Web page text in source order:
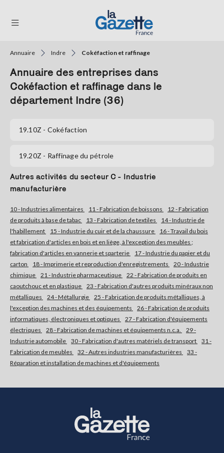
RÉGIONS
FORMATS
TENDANCES
LA
Se
connecter
S'abonner
Annuaire Indre Cokéfaction et raffinage
Annuaire des entreprises dans
Cokéfaction et raffinage dans le
département Indre (36)
19.10Z - Cokéfaction
19.20Z - Raffinage du pétrole
Autres activités du secteur C - Industrie
manufacturière
10 - Industries alimentaires 11 - Fabrication de boissons
12 - Fabrication
de produits à base de tabac
13 - Fabrication de textiles
14 - Industrie de
l'habillement
15 - Industrie du cuir et de la chaussure
16 - Travail du bois
et fabrication d'articles en bois et en liège, à l'exception des meubles ;
fabrication d'articles en vannerie et sparterie
17 - Industrie du papier et du
carton
18 - Imprimerie et reproduction d'enregistrements
20 - Industrie
chimique
21 - Industrie pharmaceutique
22 - Fabrication de produits en
caoutchouc et en plastique
23 - Fabrication d'autres produits minéraux non
métalliques
24 - Métallurgie
25 - Fabrication de produits métalliques, à
l'exception des machines et des équipements
26 - Fabrication de produits
informatiques, électroniques et optiques
27 - Fabrication d'équipements
électriques
28 - Fabrication de machines et équipements n.c.a.
29 -
Industrie automobile
30 - Fabrication d'autres matériels de transport
31 -
Fabrication de meubles
32 - Autres industries manufacturières
33 -
Réparation et installation de machines et d'équipements